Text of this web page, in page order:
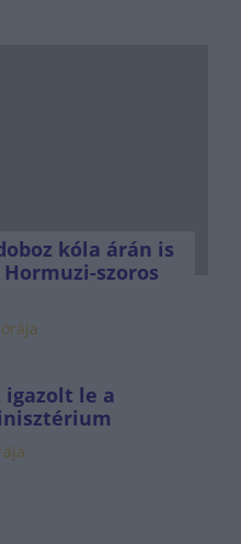
kóla árán is
szoros
igazolt le a